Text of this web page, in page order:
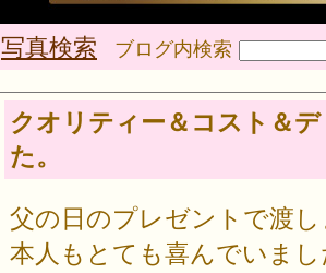
写真検索 ブログ内検索
クオリティー＆コスト＆
た。
父の日のプレゼントで渡
本人もとても喜んでいまし